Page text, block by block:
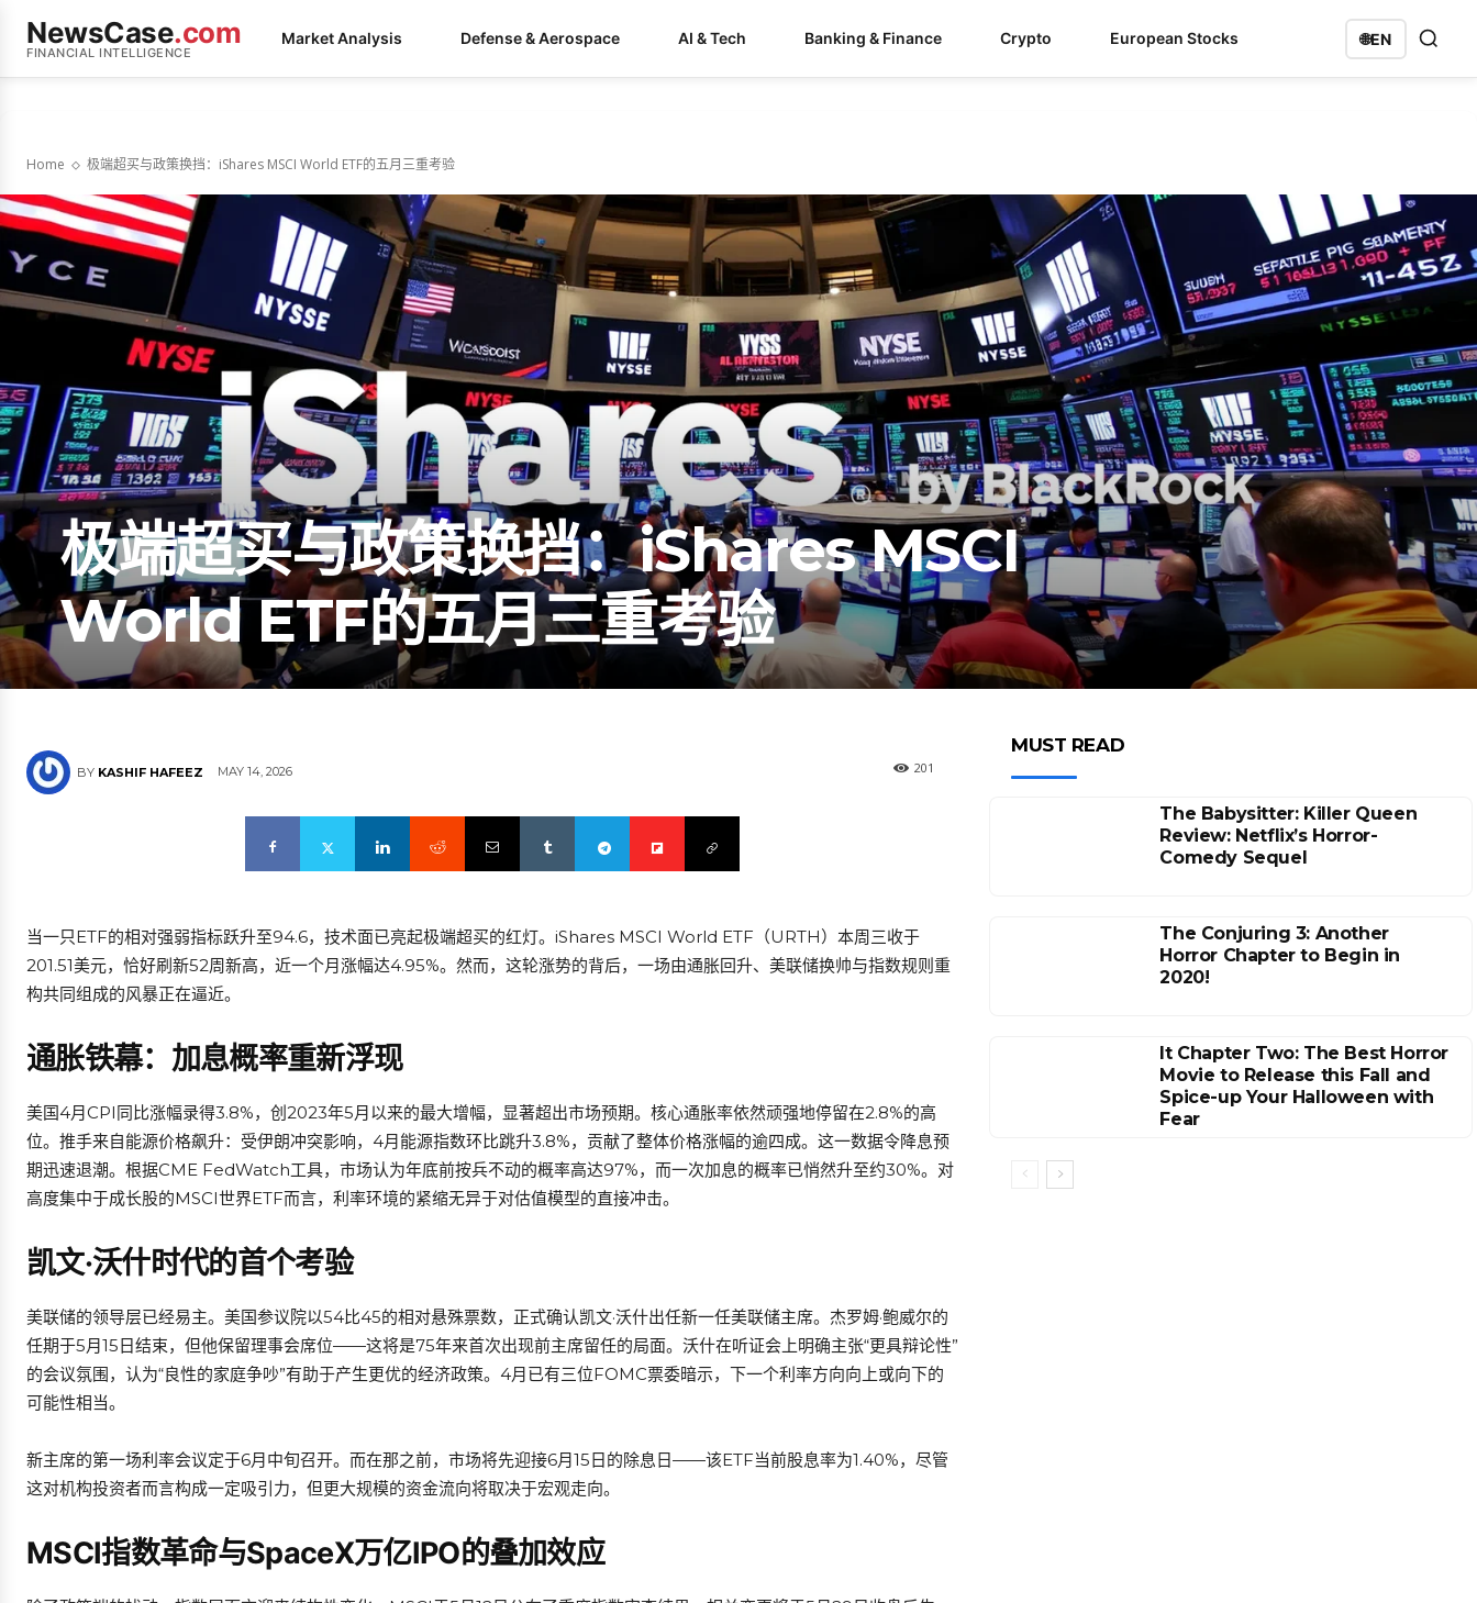
NewsCase.com
FINANCIAL INTELLIGENCE
Market Analysis Defense & Aerospace AI & Tech Banking & Finance Crypto European Stocks 🌐EN
Home 极端超买与政策换挡：iShares MSCI World ETF的五月三重考验
极端超买与政策换挡：iShares MSCI
World ETF的五月三重考验
BY KASHIF HAFEEZ MAY 14, 2026 201
当一只ETF的相对强弱指标跃升至94.6，技术面已亮起极端超买的红灯。iShares MSCI World ETF（URTH）本周三收于
201.51美元，恰好刷新52周新高，近一个月涨幅达4.95%。然而，这轮涨势的背后，一场由通胀回升、美联储换帅与指数规则重
构共同组成的风暴正在逼近。
通胀铁幕：加息概率重新浮现
美国4月CPI同比涨幅录得3.8%，创2023年5月以来的最大增幅，显著超出市场预期。核心通胀率依然顽强地停留在2.8%的高
位。推手来自能源价格飙升：受伊朗冲突影响，4月能源指数环比跳升3.8%，贡献了整体价格涨幅的逾四成。这一数据令降息预
期迅速退潮。根据CME FedWatch工具，市场认为年底前按兵不动的概率高达97%，而一次加息的概率已悄然升至约30%。对
高度集中于成长股的MSCI世界ETF而言，利率环境的紧缩无异于对估值模型的直接冲击。
凯文·沃什时代的首个考验
美联储的领导层已经易主。美国参议院以54比45的相对悬殊票数，正式确认凯文·沃什出任新一任美联储主席。杰罗姆·鲍威尔的
任期于5月15日结束，但他保留理事会席位——这将是75年来首次出现前主席留任的局面。沃什在听证会上明确主张“更具辩论性”
的会议氛围，认为“良性的家庭争吵”有助于产生更优的经济政策。4月已有三位FOMC票委暗示，下一个利率方向向上或向下的
可能性相当。
新主席的第一场利率会议定于6月中旬召开。而在那之前，市场将先迎接6月15日的除息日——该ETF当前股息率为1.40%，尽管
这对机构投资者而言构成一定吸引力，但更大规模的资金流向将取决于宏观走向。
MSCI指数革命与SpaceX万亿IPO的叠加效应
MUST READ
The Babysitter: Killer Queen
Review: Netflix’s Horror-
Comedy Sequel
The Conjuring 3: Another
Horror Chapter to Begin in
2020!
It Chapter Two: The Best Horror
Movie to Release this Fall and
Spice-up Your Halloween with
Fear